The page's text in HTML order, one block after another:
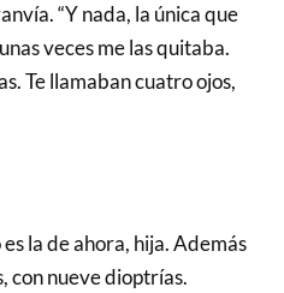
“Y nada, la única que
veces me las quitaba.
Te llamaban cuatro ojos,
la de ahora, hija. Además
con nueve dioptrías.